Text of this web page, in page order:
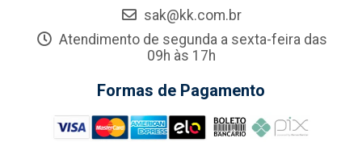
sak@kk.com.br
Atendimento de segunda a sexta-feira das
09h às 17h
Formas de Pagamento